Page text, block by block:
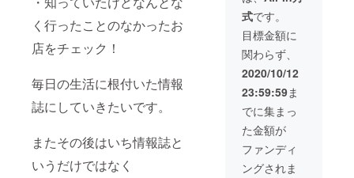
く行ったことのなかったお
店をチェック！
毎日の生活に根付いた情報
誌にしていきたいです。
またその後はいち情報誌と
いうだけではなく
なりま
す。 ※
掲載内
容は弊
社の審
査を通
す必要
があり
ます。
※掲載に
際しま
しては
後日編
集部か
させて
いただ
き、そ
こから
内容や
デザイ
ンをご
提案い
たしま
す。 デ
ザイン
込みで
作成い
たしま
ご家庭
にお店
の情報
を知っ
てもら
いま
しょ
う。 ス
タッフ
がお打
ち合わ
せにお
伺いさ
せてい
式です。
目標金額に
関わらず、
2020/10/12
23:59:59ま
でに集まっ
た金額が
ファンディ
ングされま